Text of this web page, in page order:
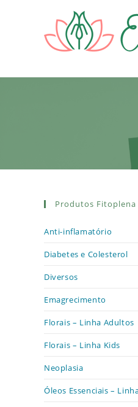
Produtos Fitoplena
Anti-inflamatório
Diabetes e Colesterol
Diversos
Emagrecimento
Florais – Linha Adultos
Florais – Linha Kids
Neoplasia
Óleos Essenciais –